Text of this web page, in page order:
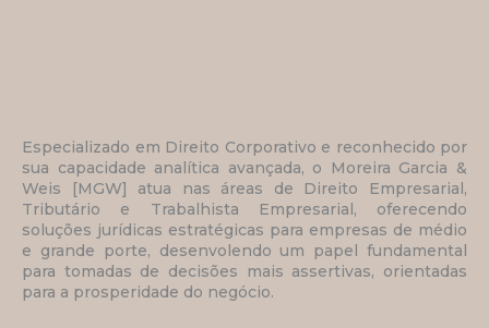
Especializado em Direito Corporativo e reconhecido por
sua capacidade analítica avançada, o Moreira Garcia &
Weis [MGW] atua nas áreas de Direito Empresarial,
Tributário e Trabalhista Empresarial, oferecendo
soluções jurídicas estratégicas para empresas de médio
e grande porte, desenvolendo um papel fundamental
para tomadas de decisões mais assertivas, orientadas
para a prosperidade do negócio.